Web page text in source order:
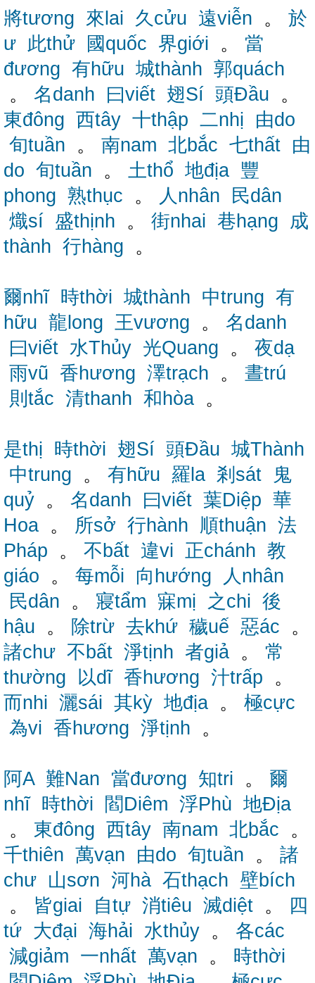
將tương 來lai 久cửu 遠viễn 。 於
ư 此thử 國quốc 界giới 。 當
đương 有hữu 城thành 郭quách
。 名danh 曰viết 翅Sí 頭Đầu 。
東đông 西tây 十thập 二nhị
由do
旬tuần 。 南nam 北bắc 七thất 由
do 旬tuần 。 土thổ 地địa 豐
phong 熟thục 。 人nhân
民dân
熾sí 盛thịnh 。 街nhai 巷hạng
成
thành 行hàng 。
爾nhĩ 時thời 城thành 中trung 有
hữu 龍long 王vương 。 名danh
曰viết 水Thủy 光Quang 。 夜dạ
雨vũ 香hương 澤trạch 。 晝trú
則tắc 清thanh 和hòa 。
是thị 時thời 翅Sí 頭Đầu 城Thành
中trung 。 有hữu 羅la 剎sát
鬼
quỷ 。 名danh 曰viết 葉Diệp 華
Hoa 。 所sở 行hành 順thuận 法
Pháp 。 不bất 違vi 正chánh 教
giáo 。 每mỗi 向hướng
人nhân
民dân 。 寢tẩm 寐mị 之chi 後
hậu 。 除trừ 去khứ 穢uế 惡ác 。
諸chư 不bất 淨tịnh 者giả 。 常
thường
以dĩ 香hương 汁trấp 。
而nhi 灑sái 其kỳ 地địa 。 極cực
為vi 香hương 淨tịnh 。
阿A 難Nan 當đương 知tri 。 爾
nhĩ 時thời 閻Diêm 浮Phù 地Địa
。 東đông 西tây 南nam 北bắc 。
千thiên 萬vạn 由do 旬tuần 。 諸
chư 山sơn 河hà 石thạch 壁bích
。 皆giai 自tự 消tiêu 滅diệt 。
四
tứ 大đại 海hải 水thủy 。 各các
減giảm 一nhất 萬vạn 。 時thời